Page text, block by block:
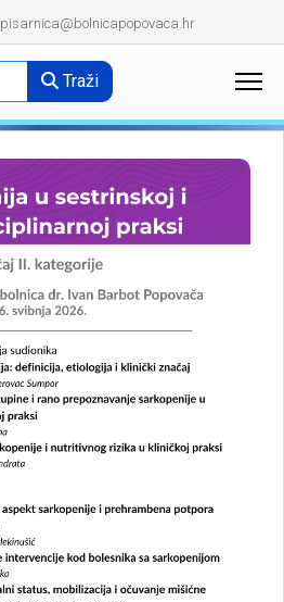
pisarnica@bolnicapopovaca.hr
Traži